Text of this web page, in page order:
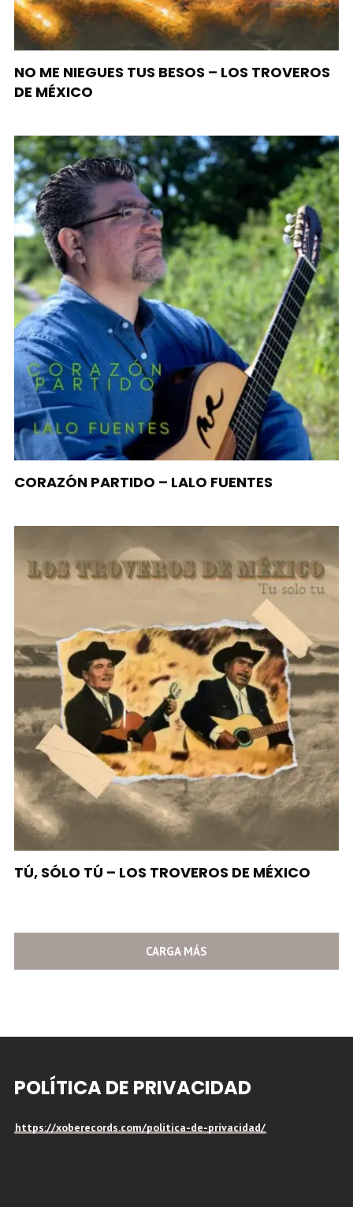
NO ME NIEGUES TUS BESOS – LOS TROVEROS
DE MÉXICO
CORAZÓN PARTIDO – LALO FUENTES
TÚ, SÓLO TÚ – LOS TROVEROS DE MÉXICO
CARGA MÁS
POLÍTICA DE PRIVACIDAD
https://xoberecords.com/politica-de-privacidad/